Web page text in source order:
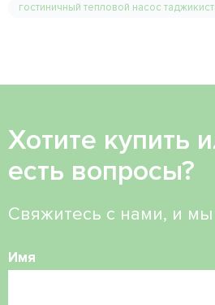
гостиничный тепловой насос
Хотите купить
есть вопросы?
Свяжитесь с нами, и
Имя